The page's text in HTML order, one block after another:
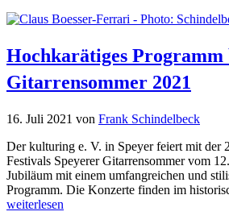
Hochkarätiges Programm
Gitarrensommer 2021
16. Juli 2021 von Frank Schindelbeck
Der kulturing e. V. in Speyer feiert mit der
Festivals Speyerer Gitarrensommer vom
Jubiläum mit einem umfangreichen und
Programm. Die Konzerte finden im
weiterlesen